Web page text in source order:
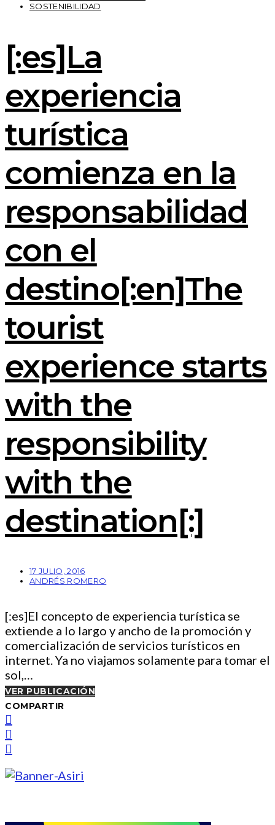
SOSTENIBILIDAD
[:es]La
experiencia
turística
comienza en la
responsabilidad
con el
destino[:en]The
tourist
experience starts
with the
responsibility
with the
destination[:]
17 JULIO, 2016
ANDRÉS ROMERO
[:es]El concepto de experiencia turística se
extiende a lo largo y ancho de la promoción y
comercialización de servicios turísticos en
internet. Ya no viajamos solamente para tomar el
sol,…
VER PUBLICACIÓN
COMPARTIR